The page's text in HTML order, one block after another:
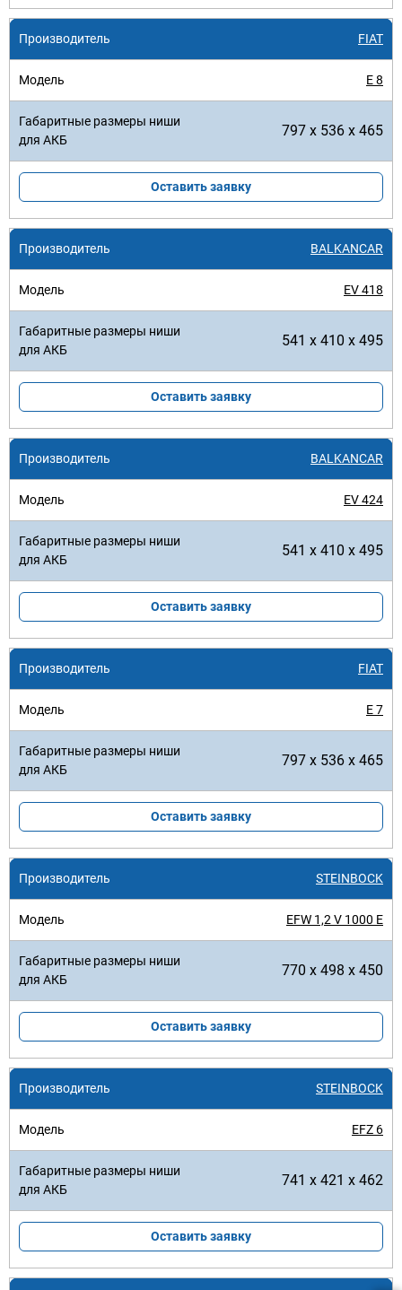
FIAT
E 8
797 x 536 x 465
Оставить заявку
BALKANCAR
EV 418
541 x 410 x 495
Оставить заявку
BALKANCAR
EV 424
541 x 410 x 495
Оставить заявку
FIAT
E 7
797 x 536 x 465
Оставить заявку
STEINBOCK
EFW 1,2 V 1000 E
770 x 498 x 450
Оставить заявку
STEINBOCK
EFZ 6
741 x 421 x 462
Оставить заявку